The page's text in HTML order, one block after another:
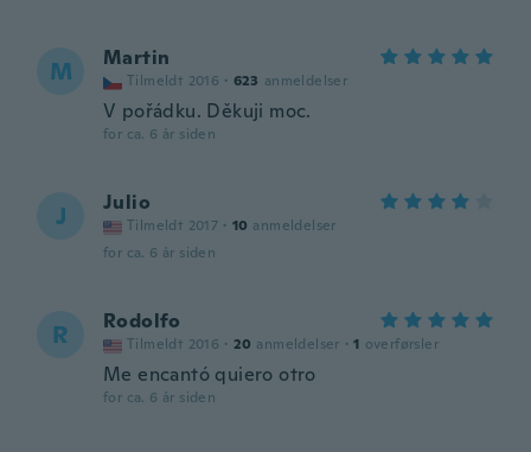
M Martin
Tilmeldt 2016 · 623 anmeldelser
V pořádku. Děkuji moc.
for ca. 6 år siden
J Julio
Tilmeldt 2017 · 10 anmeldelser
for ca. 6 år siden
R Rodolfo
Tilmeldt 2016 · 20 anmeldelser · 1 overførsler
Me encantó quiero otro
for ca. 6 år siden